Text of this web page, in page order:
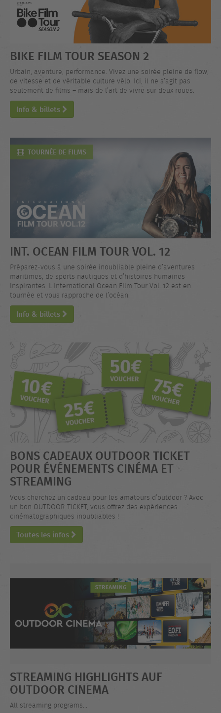
BIKE FILM TOUR SEASON 2
Urbain, aventure, performance. Vivez une soirée pleine de flow,
de vitesse et de véritable culture vélo. Ici, il ne s’agit pas
seulement de films – mais de l’art de vivre sur deux roues.
Info & billets
TOURNÉE DE FILMS
INT. OCEAN FILM TOUR VOL. 12
Préparez-vous à une soirée inoubliable pleine d’aventures
maritimes, de sports nautiques et d’histoires humaines
inspirantes. L’International Ocean Film Tour Vol. 12 est en
tournée et vous rapproche de l’océan.
Info & billets
BONS CADEAUX OUTDOOR TICKET
POUR ÉVÉNEMENTS CINÉMA ET
STREAMING
Vous cherchez un cadeau pour les amateurs d’outdoor ? Avec
un bon OUTDOOR-TICKET, vous offrez des expériences
cinématographiques inoubliables !
Toutes les infos
STREAMING HIGHLIGHTS AUF
OUTDOOR CINEMA
All streaming programs...